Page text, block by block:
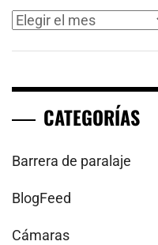
Archivos
CATEGORÍAS
Barrera de paralaje
BlogFeed
Cámaras